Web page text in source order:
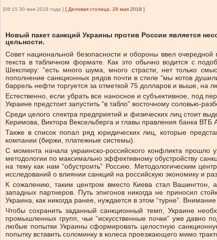
[08:15 30 мая 2018 года ] [ Деловая столица, 29 мая 2018 ]
Новый пакет санкций Украины против России является
цельности.
Совет национальной безопасности и обороны ввел
текста в табличном формате. Как это обычно водится с
Шекспиру: “есть много шума, много страсти, нет только
пополнение санкционных рядов почти в стиле “мы котов
баррель нефти торгуется за отметкой 75 долларов и выше, на
Естественно, если убрать все наносное и субъективное, под
Украине предстоит запустить “в табло” восточному соловью-
Среди целого спектра предприятий и физических лиц стоит
Керимова, Виктора Вексельберга и главы правления банка ВТБ
Также в список попал ряд юридических лиц, которые
компании (биржи, платежные системы).
С момента начала украинско-российского конфликта
методологии по максимально эффективному обустройству
на тему как нам “обустроить” Россию. Методологическим
исследований о влиянии санкций на российскую экономику и
К сожалению, таким центром вместо Киева стал Вашингтон,
западных партнеров. Путь эпигонов никогда не приносил
Украина, как никогда ранее, нуждается в этом “турне”.
Чтобы сохранить заданный санкционный темп, Украине
промышленных групп, чьи “искусственные почки” уже давно
любые попытки Украины сформировать целостную
попытку вставить соломинку в колеса проезжающего мимо